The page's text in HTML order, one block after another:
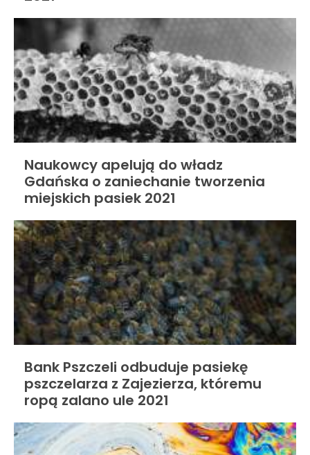
Naukowcy apelują do władz
Gdańska o zaniechanie tworzenia
miejskich pasiek 2021
Bank Pszczeli odbuduje pasiekę
pszczelarza z Zajezierza, któremu
ropą zalano ule 2021